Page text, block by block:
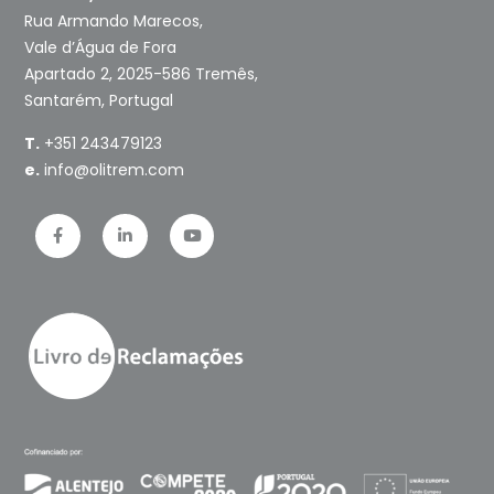
Rua Armando Marecos,
Vale d’Água de Fora
Apartado 2, 2025-586 Tremês,
Santarém, Portugal
T. +351 243479123
e. info@olitrem.com